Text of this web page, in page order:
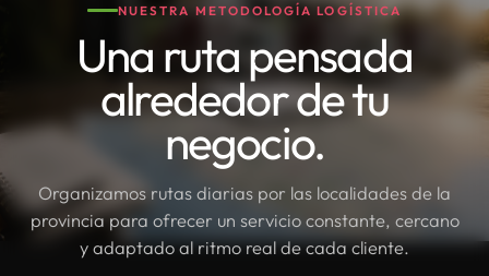
NUESTRA METODOLOGÍA LOGÍSTICA
Una ruta pensada
alrededor de tu
negocio.
Organizamos rutas diarias por las localidades de la
provincia para ofrecer un servicio constante, cercano
y adaptado al ritmo real de cada cliente.